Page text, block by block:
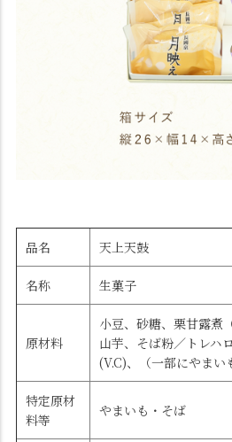
品名 天上天鼓
名称 生菓子
原材料
小豆、砂糖、栗甘露煮
山芋、そば粉／トレハ
(V.C)、（一部にやまい
特定原材
料等
やまいも・そば